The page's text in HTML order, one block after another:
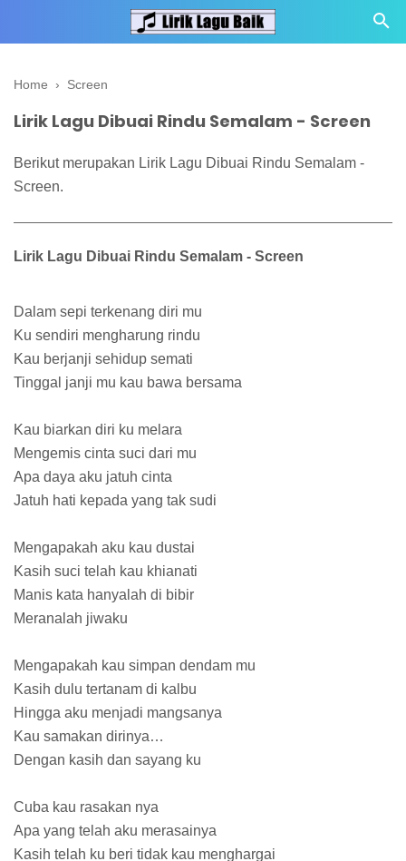
Home › Screen
Lirik Lagu Dibuai Rindu Semalam - Screen
Berikut merupakan Lirik Lagu Dibuai Rindu Semalam -
Screen.
Lirik Lagu Dibuai Rindu Semalam - Screen
Dalam sepi terkenang diri mu
Ku sendiri mengharung rindu
Kau berjanji sehidup semati
Tinggal janji mu kau bawa bersama
Kau biarkan diri ku melara
Mengemis cinta suci dari mu
Apa daya aku jatuh cinta
Jatuh hati kepada yang tak sudi
Mengapakah aku kau dustai
Kasih suci telah kau khianati
Manis kata hanyalah di bibir
Meranalah jiwaku
Mengapakah kau simpan dendam mu
Kasih dulu tertanam di kalbu
Hingga aku menjadi mangsanya
Kau samakan dirinya…
Dengan kasih dan sayang ku
Cuba kau rasakan nya
Apa yang telah aku merasainya
Kasih telah ku beri tidak kau menghargai